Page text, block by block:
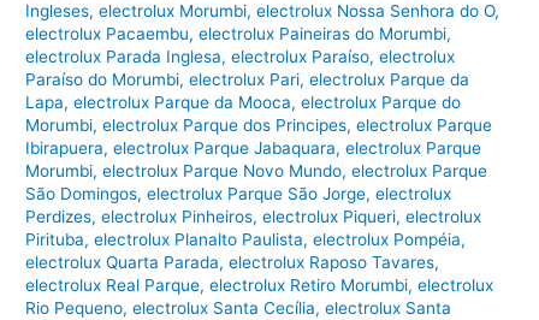
Ingleses,electrolux Morumbi,electrolux Nossa Senhora do O,
electrolux Pacaembu,electrolux Paineiras do Morumbi,
electrolux Parada Inglesa,electrolux Paraíso,electrolux
Paraíso do Morumbi,electrolux Pari,electrolux Parque da
Lapa,electrolux Parque da Mooca,electrolux Parque do
Morumbi,electrolux Parque dos Principes,electrolux Parque
Ibirapuera,electrolux Parque Jabaquara,electrolux Parque
Morumbi,electrolux Parque Novo Mundo,electrolux Parque
São Domingos,electrolux Parque São Jorge,electrolux
Perdizes,electrolux Pinheiros,electrolux Piqueri,electrolux
Pirituba,electrolux Planalto Paulista,electrolux Pompéia,
electrolux Quarta Parada,electrolux Raposo Tavares,
electrolux Real Parque,electrolux Retiro Morumbi,electrolux
Rio Pequeno,electrolux Santa Cecília,electrolux Santa